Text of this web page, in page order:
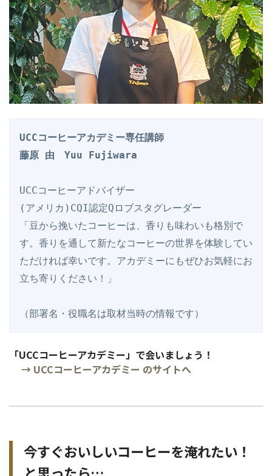
UCCコーヒーアカデミー専任講師
藤原 由　Yuu Fujiwara
UCCコーヒーアドバイザー
(アメリカ)CQI認定Qロブスタグレーダー
「豆から挽いたコーヒーは、香りも味わいも格別で
す。香りを通して新たなコーヒーの世界を体験してい
ただければ幸いです。アカデミーにもぜひお気軽にお
立ち寄りください！」
（部署名・役職名は取材当時の情報です）
「UCCコーヒーアカデミー」で会いましょう！
→ UCCコーヒーアカデミー のサイトへ
今すぐおいしいコーヒーを淹れたい！